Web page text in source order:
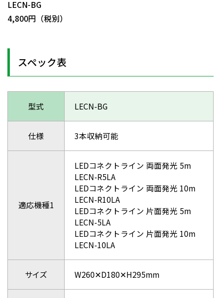
LECN-BG
4,800円（税別）
スペック表
型式 LECN-BG
仕様 3本収納可能
適応機種1
LEDコネクトライン 両面発光 5m
LECN-R5LA
LEDコネクトライン 両面発光 10m
LECN-R10LA
LEDコネクトライン 片面発光 5m
LECN-5LA
LEDコネクトライン 片面発光 10m
LECN-10LA
サイズ W260✕D180✕H295mm